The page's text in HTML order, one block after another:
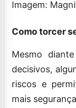
Imagem:
Como torcer
Mesmo
decisivos,
riscos e
mais